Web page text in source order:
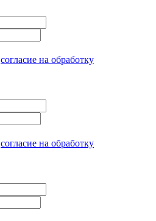
согласие на обработку
согласие на обработку